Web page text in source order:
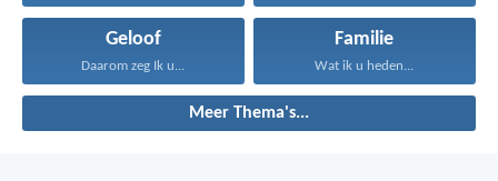
Geloof
Daarom zeg Ik u...
Familie
Wat ik u heden...
Meer Thema's...